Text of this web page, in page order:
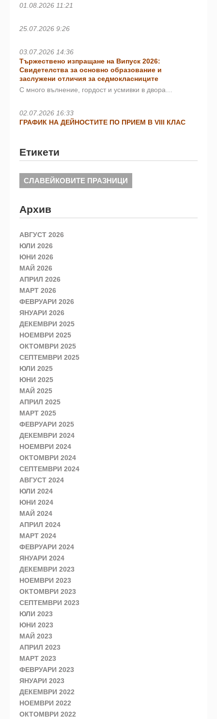
01.08.2026 11:21
25.07.2026 9:26
03.07.2026 14:36
Тържествено изпращане на Випуск 2026:
Свидетелства за основно образование и
заслужени отличия за седмокласниците
С много вълнение, гордост и усмивки в двора…
02.07.2026 16:33
ГРАФИК НА ДЕЙНОСТИТЕ ПО ПРИЕМ В VIII КЛАС
Етикети
СЛАВЕЙКОВИТЕ ПРАЗНИЦИ
Архив
АВГУСТ 2026
ЮЛИ 2026
ЮНИ 2026
МАЙ 2026
АПРИЛ 2026
МАРТ 2026
ФЕВРУАРИ 2026
ЯНУАРИ 2026
ДЕКЕМВРИ 2025
НОЕМВРИ 2025
ОКТОМВРИ 2025
СЕПТЕМВРИ 2025
ЮЛИ 2025
ЮНИ 2025
МАЙ 2025
АПРИЛ 2025
МАРТ 2025
ФЕВРУАРИ 2025
ДЕКЕМВРИ 2024
НОЕМВРИ 2024
ОКТОМВРИ 2024
СЕПТЕМВРИ 2024
АВГУСТ 2024
ЮЛИ 2024
ЮНИ 2024
МАЙ 2024
АПРИЛ 2024
МАРТ 2024
ФЕВРУАРИ 2024
ЯНУАРИ 2024
ДЕКЕМВРИ 2023
НОЕМВРИ 2023
ОКТОМВРИ 2023
СЕПТЕМВРИ 2023
ЮЛИ 2023
ЮНИ 2023
МАЙ 2023
АПРИЛ 2023
МАРТ 2023
ФЕВРУАРИ 2023
ЯНУАРИ 2023
ДЕКЕМВРИ 2022
НОЕМВРИ 2022
ОКТОМВРИ 2022